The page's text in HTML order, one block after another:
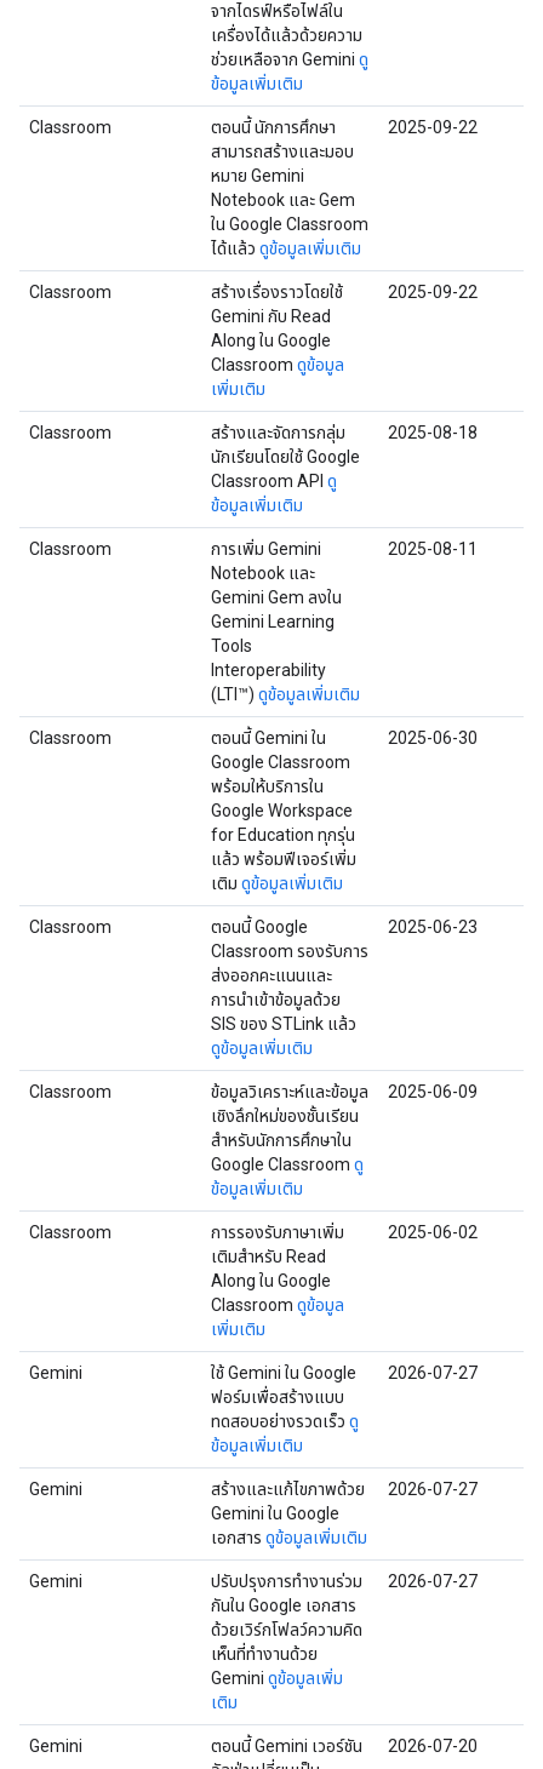
จากไดรฟ์หรือไฟล์ใน
เครื่องได้แล้วด้วยความ
ช่วยเหลือจาก Gemini ดู
ข้อมูลเพิ่มเติม
Classroom
ตอนนี้ นักการศึกษา
สามารถสร้างและมอบ
หมาย Gemini
Notebook และ Gem
ใน Google Classroom
ได้แล้ว ดูข้อมูลเพิ่มเติม
2025-09-22
Classroom
สร้างเรื่องราวโดยใช้
Gemini กับ Read
Along ใน Google
Classroom ดูข้อมูล
เพิ่มเติม
2025-09-22
Classroom
สร้างและจัดการกลุ่ม
นักเรียนโดยใช้ Google
Classroom API ดู
ข้อมูลเพิ่มเติม
2025-08-18
Classroom
การเพิ่ม Gemini
Notebook และ
Gemini Gem ลงใน
Gemini Learning
Tools
Interoperability
(LTI™) ดูข้อมูลเพิ่มเติม
2025-08-11
Classroom
ตอนนี้ Gemini ใน
Google Classroom
พร้อมให้บริการใน
Google Workspace
for Education ทุกรุ่น
แล้ว พร้อมฟีเจอร์เพิ่ม
เติม ดูข้อมูลเพิ่มเติม
2025-06-30
Classroom
ตอนนี้ Google
Classroom รองรับการ
ส่งออกคะแนนและ
การนำเข้าข้อมูลด้วย
SIS ของ STLink แล้ว
ดูข้อมูลเพิ่มเติม
2025-06-23
Classroom
ข้อมูลวิเคราะห์และข้อมูล
เชิงลึกใหม่ของชั้นเรียน
สำหรับนักการศึกษาใน
Google Classroom ดู
ข้อมูลเพิ่มเติม
2025-06-09
Classroom
การรองรับภาษาเพิ่ม
เติมสำหรับ Read
Along ใน Google
Classroom ดูข้อมูล
เพิ่มเติม
2025-06-02
Gemini
ใช้ Gemini ใน Google
ฟอร์มเพื่อสร้างแบบ
ทดสอบอย่างรวดเร็ว ดู
ข้อมูลเพิ่มเติม
2026-07-27
Gemini
สร้างและแก้ไขภาพด้วย
Gemini ใน Google
เอกสาร ดูข้อมูลเพิ่มเติม
2026-07-27
Gemini
ปรับปรุงการทำงานร่วม
กันใน Google เอกสาร
ด้วยเวิร์กโฟลว์ความคิด
เห็นที่ทำงานด้วย
Gemini ดูข้อมูลเพิ่ม
เติม
2026-07-27
Gemini
ตอนนี้ Gemini เวอร์ชัน
2026-07-20